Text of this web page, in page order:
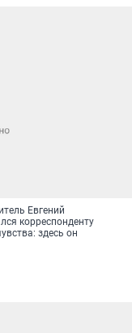
Евгений
корреспонденту
здесь он